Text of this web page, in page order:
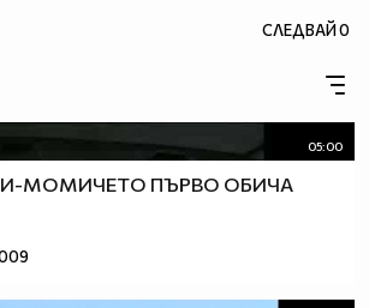
СЛЕДВАЙ0
05:00
МОМИЧЕТО ПЪРВО ОБИЧА